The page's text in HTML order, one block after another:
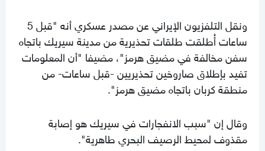
ونقل التلفزيون الإيراني عن مصدر عسكري أنه "قبل 5
ساعات أُطلقت طلقات تحذيرية من مدينة سيريك باتجاه
سفن مخالفة في مضيق هرمز"، مضيفا "أن المعلومات
تفيد بإطلاق صاروخين تحذيريين -قبل ساعات- من
منطقة كربان باتجاه مضيق هرمز".
وقال إن "سبب الانفجارات في سيريك هو إصابة
مقذوف لمحيط الرصيف البحري طاهرية".